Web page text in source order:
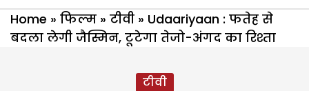
Home » फिल्म » टीवी » Udaariyaan : फतेह से
बदला लेगी जैस्मिन, टूटेगा तेजो-अंगद का रिश्ता
टीवी